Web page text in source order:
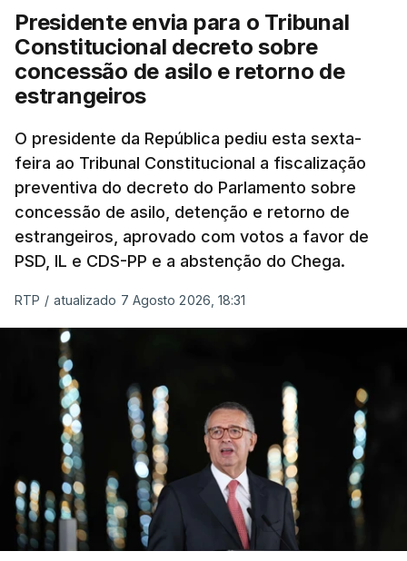
"Sempre que seja possível reduzir burocracias,
eliminar sobreposições e garantir que os apoios
chegam a quem mais necessita, estaremos a dar
um passo na direção certa", argumenta o
Presidente da República.
Assegurar que "ninguém é
prejudicado"
O Preisdente deixa, no entanto, deixa alguns
avisos:uma reforma desta dimensão "deve ter
como primeiro critério a proteção das pessoas"
e "nenhum processo de simplificação pode
traduzir-se numa diminuição da proteção
social".
António José Seguro vinca que se deverá
assegurar que "ninguém é prejudicado face à
situação de que hoje beneficia"
, dando especial
Presidente envia para o Tribunal
Constitucional decreto sobre
concessão de asilo e retorno de
estrangeiros
O presidente da República pediu esta sexta-
feira ao Tribunal Constitucional a fiscalização
preventiva do decreto do Parlamento sobre
concessão de asilo, detenção e retorno de
estrangeiros, aprovado com votos a favor de
PSD, IL e CDS-PP e a abstenção do Chega.
RTP / atualizado 7 Agosto 2026, 18:31